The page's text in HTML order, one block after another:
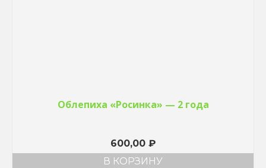
Облепиха «Росинка» — 2 года
600,00 ₽
В КОРЗИНУ